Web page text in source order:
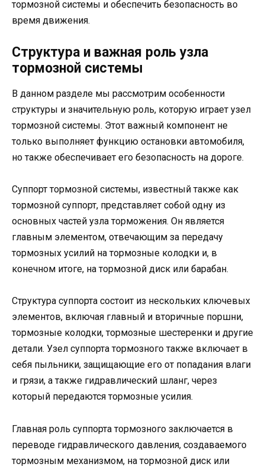
тормозной системы и обеспечить безопасность во
время движения.
Структура и важная роль узла
тормозной системы
В данном разделе мы рассмотрим особенности
структуры и значительную роль, которую играет узел
тормозной системы. Этот важный компонент не
только выполняет функцию остановки автомобиля,
но также обеспечивает его безопасность на дороге.
Суппорт тормозной системы, известный также как
тормозной суппорт, представляет собой одну из
основных частей узла торможения. Он является
главным элементом, отвечающим за передачу
тормозных усилий на тормозные колодки и, в
конечном итоге, на тормозной диск или барабан.
Структура суппорта состоит из нескольких ключевых
элементов, включая главный и вторичные поршни,
тормозные колодки, тормозные шестеренки и другие
детали. Узел суппорта тормозного также включает в
себя пыльники, защищающие его от попадания влаги
и грязи, а также гидравлический шланг, через
который передаются тормозные усилия.
Главная роль суппорта тормозного заключается в
переводе гидравлического давления, создаваемого
тормозным механизмом, на тормозной диск или